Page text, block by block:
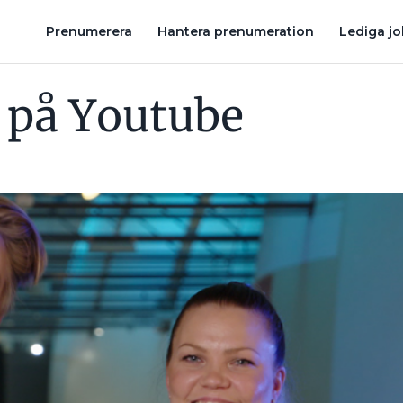
Prenumerera Hantera prenumeration Lediga
Youtube
FÖR ATT ELEKTRIFIERA SVERIGE UTBILDNING TILL